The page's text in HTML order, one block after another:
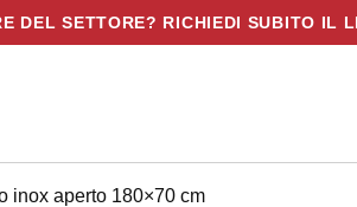
DEL SETTORE? RICHIEDI SUBITO IL
inox aperto 180×70 cm